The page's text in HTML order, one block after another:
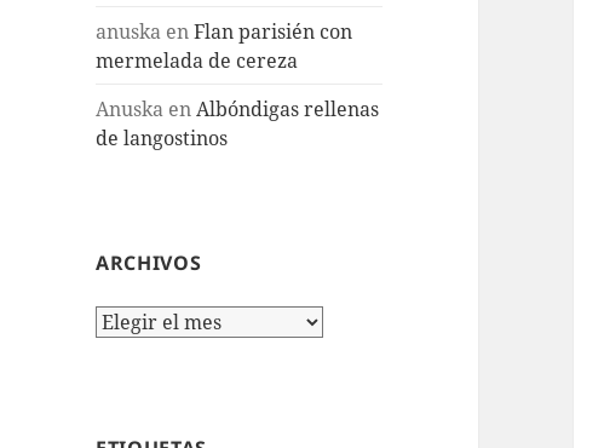
anuska enFlan parisién con
mermelada de cereza
Anuska enAlbóndigas rellenas
de langostinos
ARCHIVOS
Archivos